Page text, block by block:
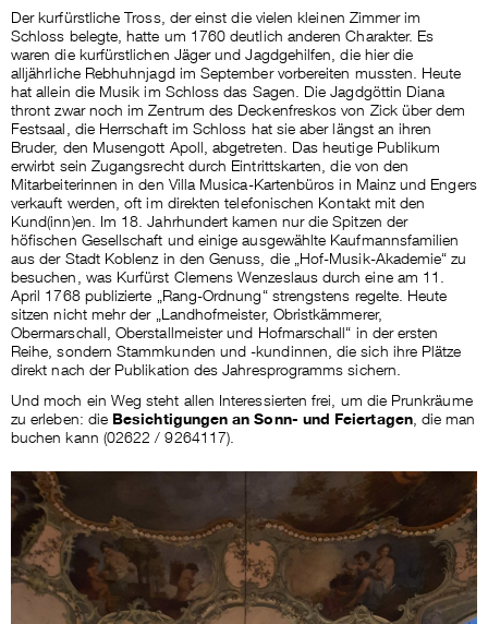
Der kurfürstliche Tross, der einst die vielen kleinen Zimmer im
Schloss belegte, hatte um 1760 deutlich anderen Charakter. Es
waren die kurfürstlichen Jäger und Jagdgehilfen, die hier die
alljährliche Rebhuhnjagd im September vorbereiten mussten. Heute
hat allein die Musik im Schloss das Sagen. Die Jagdgöttin Diana
thront zwar noch im Zentrum des Deckenfreskos von Zick über dem
Festsaal, die Herrschaft im Schloss hat sie aber längst an ihren
Bruder, den Musengott Apoll, abgetreten. Das heutige Publikum
erwirbt sein Zugangsrecht durch Eintrittskarten, die von den
Mitarbeiterinnen in den Villa Musica-Kartenbüros in Mainz und Engers
verkauft werden, oft im direkten telefonischen Kontakt mit den
Kund(inn)en. Im 18. Jahrhundert kamen nur die Spitzen der
höfischen Gesellschaft und einige ausgewählte Kaufmannsfamilien
aus der Stadt Koblenz in den Genuss, die „Hof-Musik-Akademie“ zu
besuchen, was Kurfürst Clemens Wenzeslaus durch eine am 11.
April 1768 publizierte „Rang-Ordnung“ strengstens regelte. Heute
sitzen nicht mehr der „Landhofmeister, Obristkämmerer,
Obermarschall, Oberstallmeister und Hofmarschall“ in der ersten
Reihe, sondern Stammkunden und -kundinnen, die sich ihre Plätze
direkt nach der Publikation des Jahresprogramms sichern.
Und moch ein Weg steht allen Interessierten frei, um die Prunkräume
zu erleben: dieBesichtigungen an Sonn- und Feiertagen, die man
buchen kann (02622 / 9264117).